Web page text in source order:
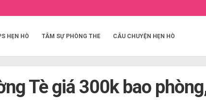
HẸN HÒ TÂM SỰ PHÒNG THE CÂU CHUYỆN HẸN HÒ
Tè giá 300k bao